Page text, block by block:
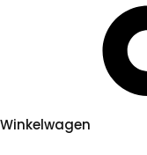
Winkelwagen